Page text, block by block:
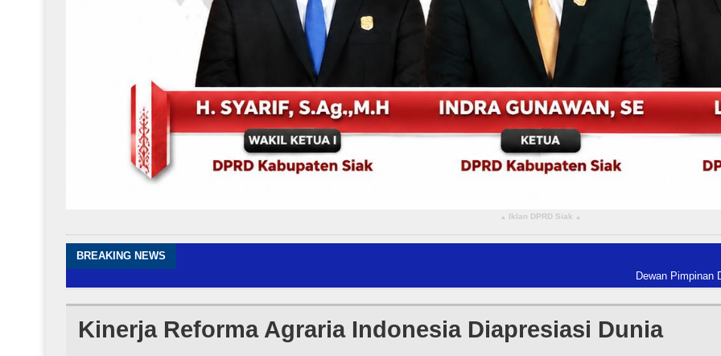
▴ Iklan DPRD Siak ▴
BREAKING NEWS
Dewan Pimpinan Daerah The
Kinerja Reforma Agraria Indonesia Diapresiasi Dunia